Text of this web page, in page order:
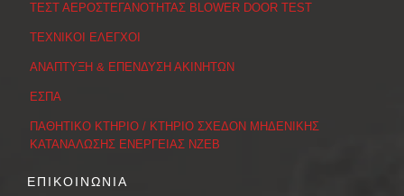
ΤΕΣΤ ΑΕΡΟΣΤΕΓΑΝΟΤΗΤΑΣ BLOWER DOOR TEST
ΤΕΧΝΙΚΟΙ ΕΛΕΓΧΟΙ
ΑΝΑΠΤΥΞΗ & ΕΠΕΝΔΥΣΗ ΑΚΙΝΗΤΩΝ
ΕΣΠΑ
ΠΑΘΗΤΙΚΟ ΚΤΗΡΙΟ / ΚΤΗΡΙΟ ΣΧΕΔΟΝ ΜΗΔΕΝΙΚΗΣ
ΚΑΤΑΝΑΛΩΣΗΣ ΕΝΕΡΓΕΙΑΣ ΝΖΕΒ
ΕΠΙΚΟΙΝΩΝΙΑ